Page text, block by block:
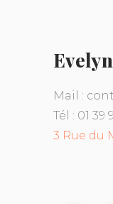
Mail :
Tél : 01 39
3 Rue du